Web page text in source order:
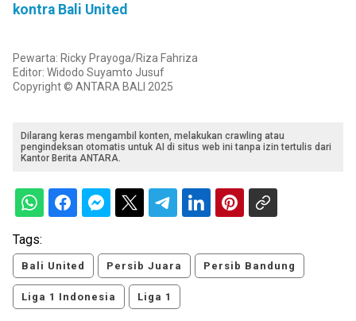
kontra Bali United
Pewarta: Ricky Prayoga/Riza Fahriza
Editor: Widodo Suyamto Jusuf
Copyright © ANTARA BALI 2025
Dilarang keras mengambil konten, melakukan crawling atau
pengindeksan otomatis untuk AI di situs web ini tanpa izin tertulis dari
Kantor Berita ANTARA.
Tags:
Bali United Persib Juara Persib Bandung
Liga 1 Indonesia Liga 1